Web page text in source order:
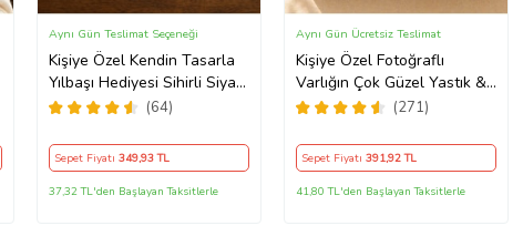
Kişiye Özel Kendin Tasarla
Yılbaşı Hediyesi Sihirli Siyah
Kupa Bardak Sıcakla Renk
(64)
Aynı Gün Teslimat Seçeneği
Sepet Fiyatı349,93 TL
37,32 TL'den Başlayan Taksitlerle
Kişiye Özel Fotoğraflı
Varlığın Çok Güzel Yastık &
Kupa Kutulu Hediye Seti
(271)
Aynı Gün Ücretsiz Teslimat
Sepet Fiyatı391,92 TL
41,80 TL'den Başlayan Taksitlerle